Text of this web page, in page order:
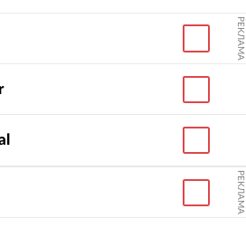
сайты. Фильтр по стоимости
среднюю стоимость создания
также мгновенно отобрать
подходят под ваш бюджет.
подходящих студий для
рейтинга?
тендер на разработку
РЕКЛАМА
РЕКЛАМА